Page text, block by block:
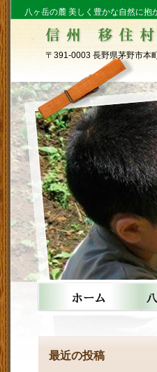
八ヶ岳の麓 美しく豊かな自然に
〒391-0003 長野県茅野市本
最近の投稿